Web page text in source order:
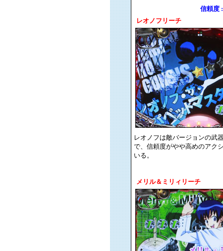
信頼度
レオノフリーチ
レオノフは敵バージョンの武
で、信頼度がやや高めのアク
いる。
メリル＆ミリィリーチ